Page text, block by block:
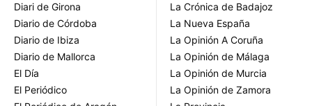
Diari de Girona
Diario de Córdoba
Diario de Ibiza
Diario de Mallorca
El Día
El Periódico
La Crónica de Badajoz
La Nueva España
La Opinión A Coruña
La Opinión de Málaga
La Opinión de Murcia
La Opinión de Zamora